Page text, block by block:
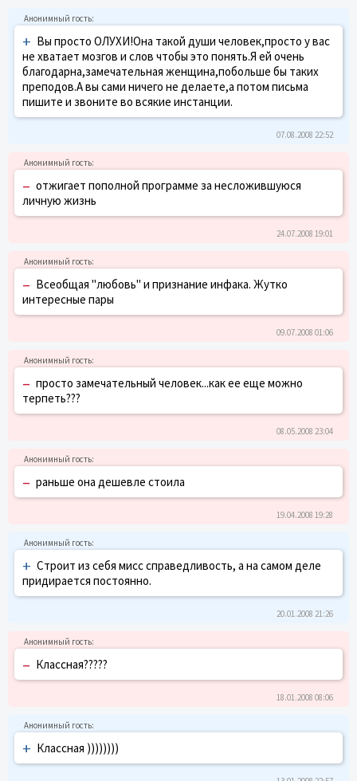
+ Вы просто ОЛУХИ!Она такой души человек,просто у вас
не хватает мозгов и слов чтобы это понять.Я ей очень
благодарна,замечательная женщина,побольше бы таких
преподов.А вы сами ничего не делаете,а потом письма
пишите и звоните во всякие инстанции.
07.08.2008 22:52
– отжигает пополной программе за несложившуюся
личную жизнь
24.07.2008 19:01
– Всеобщая "любовь" и признание инфака. Жутко
интересные пары
09.07.2008 01:06
– просто замечательный человек...как ее еще можно
терпеть???
08.05.2008 23:04
– раньше она дешевле стоила
19.04.2008 19:28
+ Строит из себя мисс справедливость, а на самом деле
придирается постоянно.
20.01.2008 21:26
– Классная?????
18.01.2008 08:06
+ Классная ))))))))